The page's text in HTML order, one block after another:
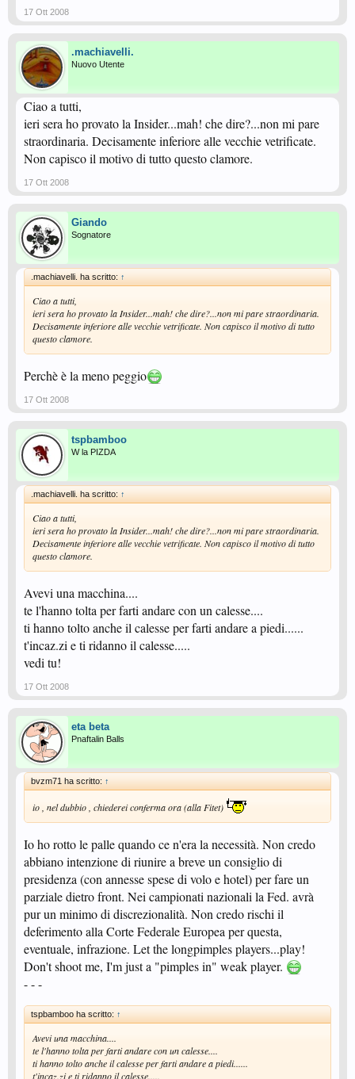
17 Ott 2008
.machiavelli.
Nuovo Utente
Ciao a tutti,
ieri sera ho provato la Insider...mah! che dire?...non mi pare
straordinaria. Decisamente inferiore alle vecchie vetrificate.
Non capisco il motivo di tutto questo clamore.
17 Ott 2008
Giando
Sognatore
.machiavelli. ha scritto: ↑
Ciao a tutti,
ieri sera ho provato la Insider...mah! che dire?...non mi pare straordinaria.
Decisamente inferiore alle vecchie vetrificate. Non capisco il motivo di tutto
questo clamore.
Perchè è la meno peggio
17 Ott 2008
tspbamboo
W la PIZDA
.machiavelli. ha scritto: ↑
Ciao a tutti,
ieri sera ho provato la Insider...mah! che dire?...non mi pare straordinaria.
Decisamente inferiore alle vecchie vetrificate. Non capisco il motivo di tutto
questo clamore.
Avevi una macchina....
te l'hanno tolta per farti andare con un calesse....
ti hanno tolto anche il calesse per farti andare a piedi......
t'incaz.zi e ti ridanno il calesse.....
vedi tu!
17 Ott 2008
eta beta
Pnaftalin Balls
bvzm71 ha scritto: ↑
io , nel dubbio , chiederei conferma ora (alla Fitet)
Io ho rotto le palle quando ce n'era la necessità. Non credo
abbiano intenzione di riunire a breve un consiglio di
presidenza (con annesse spese di volo e hotel) per fare un
parziale dietro front. Nei campionati nazionali la Fed. avrà
pur un minimo di discrezionalità. Non credo rischi il
deferimento alla Corte Federale Europea per questa,
eventuale, infrazione. Let the longpimples players...play!
Don't shoot me, I'm just a "pimples in" weak player.
- - -
tspbamboo ha scritto: ↑
Avevi una macchina....
te l'hanno tolta per farti andare con un calesse....
ti hanno tolto anche il calesse per farti andare a piedi......
t'incaz.zi e ti ridanno il calesse.....